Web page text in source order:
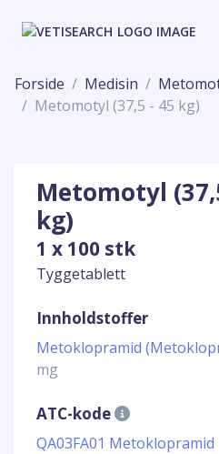
Forside Medisin
Metomotyl (37,5 - 45 kg)
Metomotyl
kg)
1 x 100 stk
Tyggetablett
Innholdstoffer
Metoklopramid
mg
ATC-kode
QA03FA01 Metoklopramid